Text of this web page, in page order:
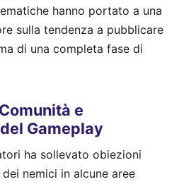
hanno portato a una
sulla tendenza a pubblicare
di una completa fase di
e
Gameplay
ha sollevato obiezioni
nemici in alcune aree